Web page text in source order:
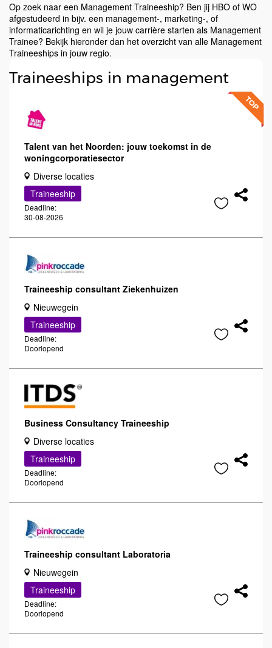
Op zoek naar een Management Traineeship? Ben jij HBO of WO
afgestudeerd in bijv. een management-, marketing-, of
informaticarichting en wil je jouw carrière starten als Management
Trainee? Bekijk hieronder dan het overzicht van alle Management
Traineeships in jouw regio.
Traineeships in management
Talent van het Noorden: jouw toekomst in de
woningcorporatiesector
Diverse locaties
Traineeship
Deadline:
30-08-2026
Traineeship consultant Ziekenhuizen
Nieuwegein
Traineeship
Deadline:
Doorlopend
Business Consultancy Traineeship
Diverse locaties
Traineeship
Deadline:
Doorlopend
Traineeship consultant Laboratoria
Nieuwegein
Traineeship
Deadline:
Doorlopend